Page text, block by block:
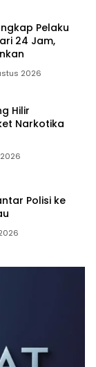
Pelaku
24 Jam,
2026
Hilir
Narkotika
Polisi ke